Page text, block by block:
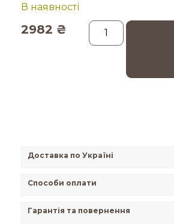
2982 ₴
В наявності
Доставка по Україні
Способи оплати
Гарантія та повернення